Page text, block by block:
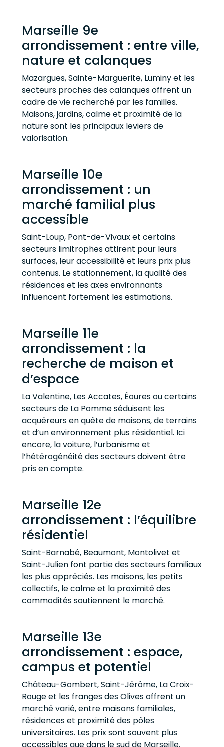
Marseille 9e
arrondissement : entre ville,
nature et calanques
Mazargues, Sainte-Marguerite, Luminy et les
secteurs proches des calanques offrent un
cadre de vie recherché par les familles.
Maisons, jardins, calme et proximité de la
nature sont les principaux leviers de
valorisation.
Marseille 10e
arrondissement : un
marché familial plus
accessible
Saint-Loup, Pont-de-Vivaux et certains
secteurs limitrophes attirent pour leurs
surfaces, leur accessibilité et leurs prix plus
contenus. Le stationnement, la qualité des
résidences et les axes environnants
influencent fortement les estimations.
Marseille 11e
arrondissement : la
recherche de maison et
d’espace
La Valentine, Les Accates, Éoures ou certains
secteurs de La Pomme séduisent les
acquéreurs en quête de maisons, de terrains
et d’un environnement plus résidentiel. Ici
encore, la voiture, l’urbanisme et
l’hétérogénéité des secteurs doivent être
pris en compte.
Marseille 12e
arrondissement : l’équilibre
résidentiel
Saint-Barnabé, Beaumont, Montolivet et
Saint-Julien font partie des secteurs familiaux
les plus appréciés. Les maisons, les petits
collectifs, le calme et la proximité des
commodités soutiennent le marché.
Marseille 13e
arrondissement : espace,
campus et potentiel
Château-Gombert, Saint-Jérôme, La Croix-
Rouge et les franges des Olives offrent un
marché varié, entre maisons familiales,
résidences et proximité des pôles
universitaires. Les prix sont souvent plus